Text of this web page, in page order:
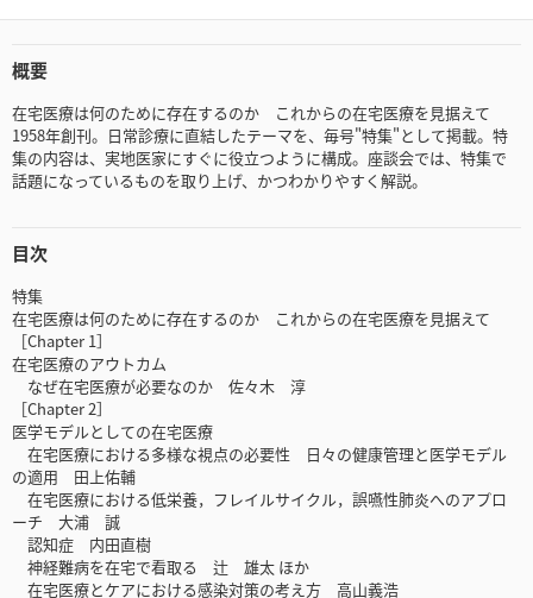
概要
在宅医療は何のために存在するのか これからの在宅医療を見据えて
1958年創刊。日常診療に直結したテーマを、毎号"特集"として掲載。特
集の内容は、実地医家にすぐに役立つように構成。座談会では、特集で
話題になっているものを取り上げ、かつわかりやすく解説。
目次
特集
在宅医療は何のために存在するのか これからの在宅医療を見据えて
［Chapter 1］
在宅医療のアウトカム
なぜ在宅医療が必要なのか 佐々木 淳
［Chapter 2］
医学モデルとしての在宅医療
在宅医療における多様な視点の必要性 日々の健康管理と医学モデル
の適用 田上佑輔
在宅医療における低栄養，フレイルサイクル，誤嚥性肺炎へのアプロ
ーチ 大浦 誠
認知症 内田直樹
神経難病を在宅で看取る 辻 雄太 ほか
在宅医療とケアにおける感染対策の考え方 高山義浩